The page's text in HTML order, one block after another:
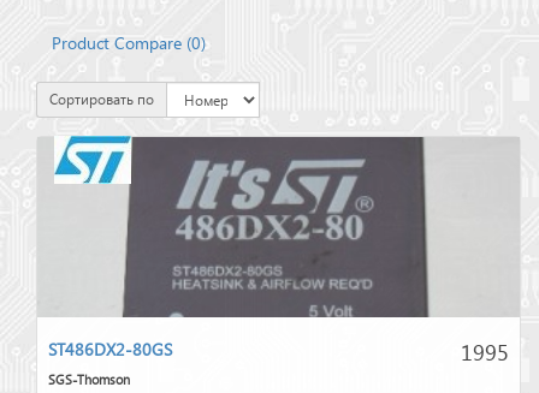
Product Compare (0)
Сортировать по
1995
ST486DX2-80GS
SGS-Thomson